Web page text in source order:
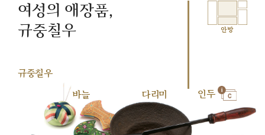
여성의 애장품,
규중칠우
안방
규중칠우
바늘
다리미 인두